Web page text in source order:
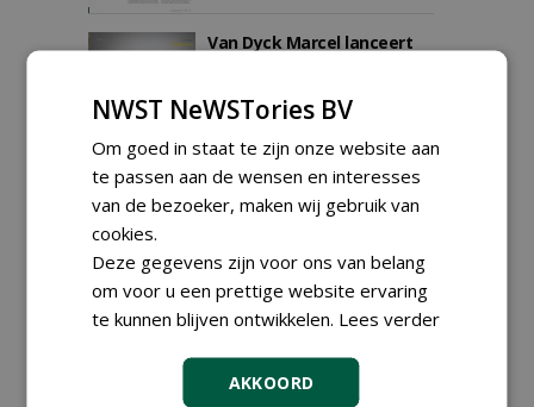
Van Dyck Marcel lanceert
Reinigingsdemodagen
Wat is er te zien in
29-12-2024 755 sec
Dit treft u aan op de
NWST NeWSTories BV
Om goed in staat te zijn onze website aan
te passen aan de wensen en interesses
van de bezoeker, maken wij gebruik van
cookies.
Deze gegevens zijn voor ons van belang
om voor u een prettige website ervaring
te kunnen blijven ontwikkelen. Lees verder
AKKOORD